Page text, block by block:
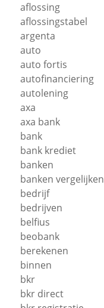
aflossing
aflossingstabel
argenta
auto
auto fortis
autofinanciering
autolening
axa
axa bank
bank
bank krediet
banken
banken vergelijken
bedrijf
bedrijven
belfius
beobank
berekenen
binnen
bkr
bkr direct